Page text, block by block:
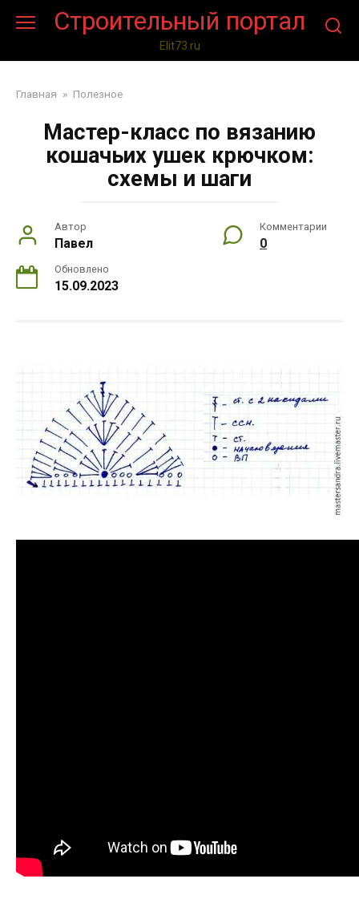
Строительный портал
Elit73.ru
Главная » Полезное
Мастер-класс по вязанию
кошачьих ушек крючком:
схемы и шаги
Автор
Павел
Комментарии
0
Обновлено
15.09.2023